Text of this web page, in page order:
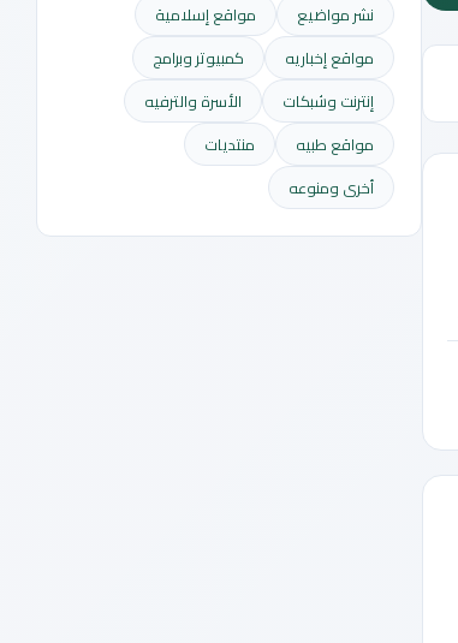
نشر مواضيع
مواقع إسلامية
مواقع إخباريه
كمبيوتر وبرامج
إنترنت وشبكات
الأسرة والترفيه
مواقع طبيه
منتديات
أخرى ومنوعه